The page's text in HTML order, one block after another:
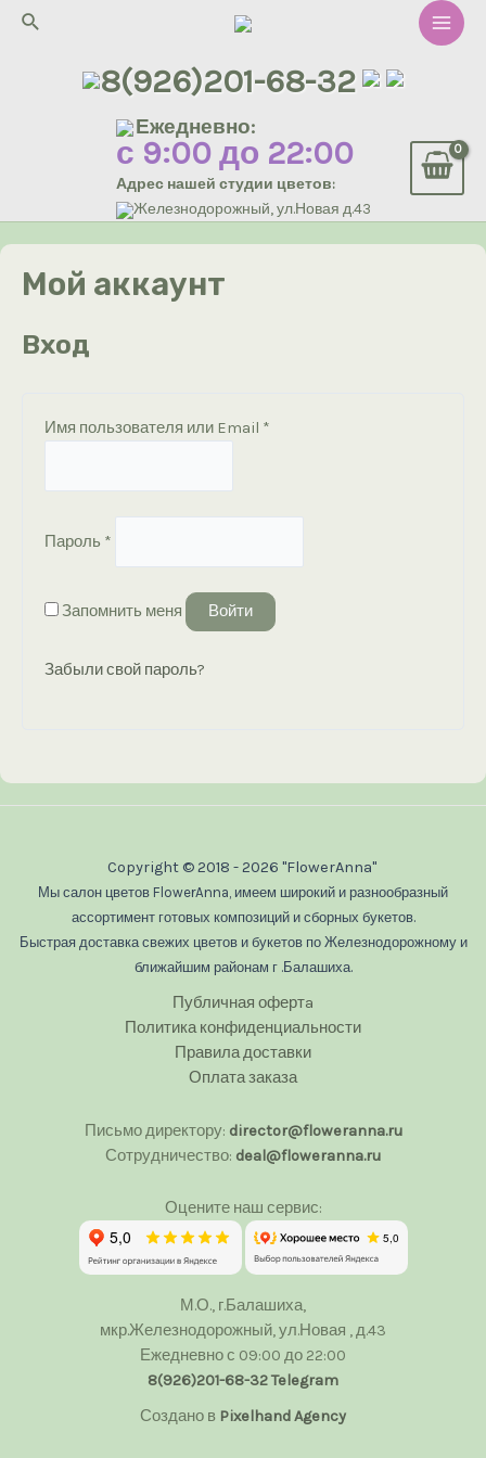
Перейти
Поиск
Main
8(926)201-68-32
Ежедневно:
с 9:00 до 22:00
Адрес нашей студии цветов:
Железнодорожный, ул.Новая д.43
Мой аккаунт
Вход
Имя пользователя или Email *
Пароль *
Запомнить меня Войти
Забыли свой пароль?
Copyright © 2018 - 2026 "FlowerAnna"
Мы салон цветов FlowerAnna, имеем широкий и разнообразный
ассортимент готовых композиций и сборных букетов.
Быстрая доставка свежих цветов и букетов по Железнодорожному и
ближайшим районам г .Балашиха.
Публичная офертa
Политика конфиденциальности
Правила доставки
Оплата заказа
Письмо директору: director@floweranna.ru
Сотрудничество: deal@floweranna.ru
Оцените наш сервис:
М.О., г.Балашиха,
мкр.Железнодорожный, ул.Новая , д.43
Ежедневно с 09:00 до 22:00
8(926)201-68-32Telegram
Создано в Pixelhand Agency